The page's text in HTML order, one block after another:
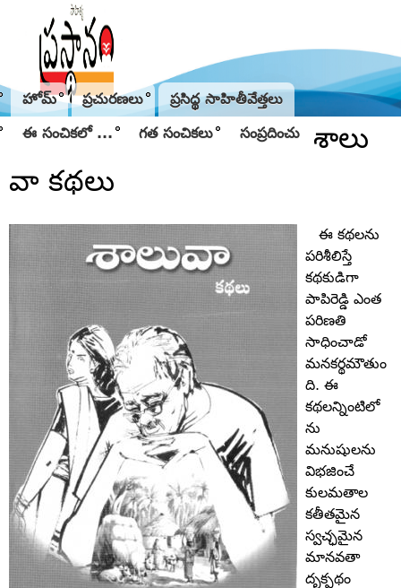
హోమ్ ప్రచురణలు ప్రసిద్థ సాహితీవేత్తలు
ఈ సంచికలో ... గత సంచికలు సంప్రదించు
శాలు
వా కథలు
ఈ కథలను
పరిశీలిస్తే
కథకుడిగా
పాపిరెడ్డి ఎంత
పరిణతి
సాధించాడో
మనకర్థమౌతుం
ది. ఈ
కథలన్నింటిలో
ను
మనుషులను
విభజించే
కులమతాల
కతీతమైన
స్వచ్ఛమైన
మానవతా
దృక్పథం